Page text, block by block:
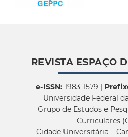
REVISTA ESPAÇO
e-ISSN:1983-1579 |
Universidade Federal
Grupo de Estudos e
Curriculares
Cidade Universitária –